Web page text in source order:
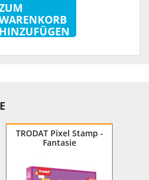
HINZUFÜGEN
TRODAT Pixel Stamp -
Fantasie